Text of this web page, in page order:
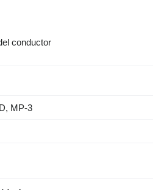
conductor
MP-3